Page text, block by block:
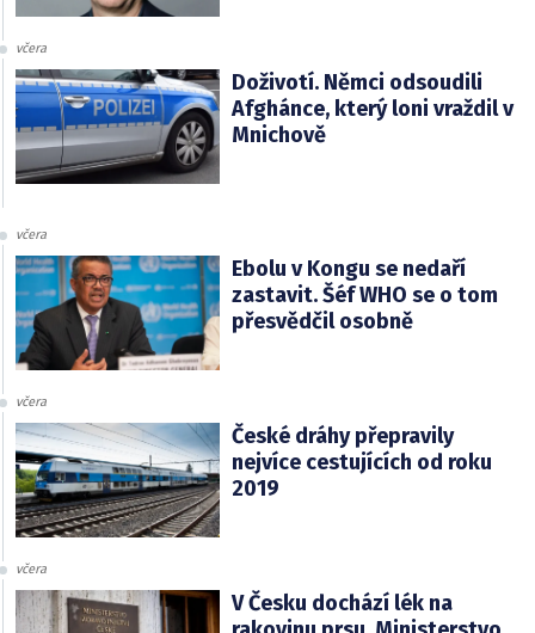
včera
Doživotí. Němci odsoudili
Afghánce, který loni vraždil v
Mnichově
včera
Ebolu v Kongu se nedaří
zastavit. Šéf WHO se o tom
přesvědčil osobně
včera
České dráhy přepravily
nejvíce cestujících od roku
2019
včera
V Česku dochází lék na